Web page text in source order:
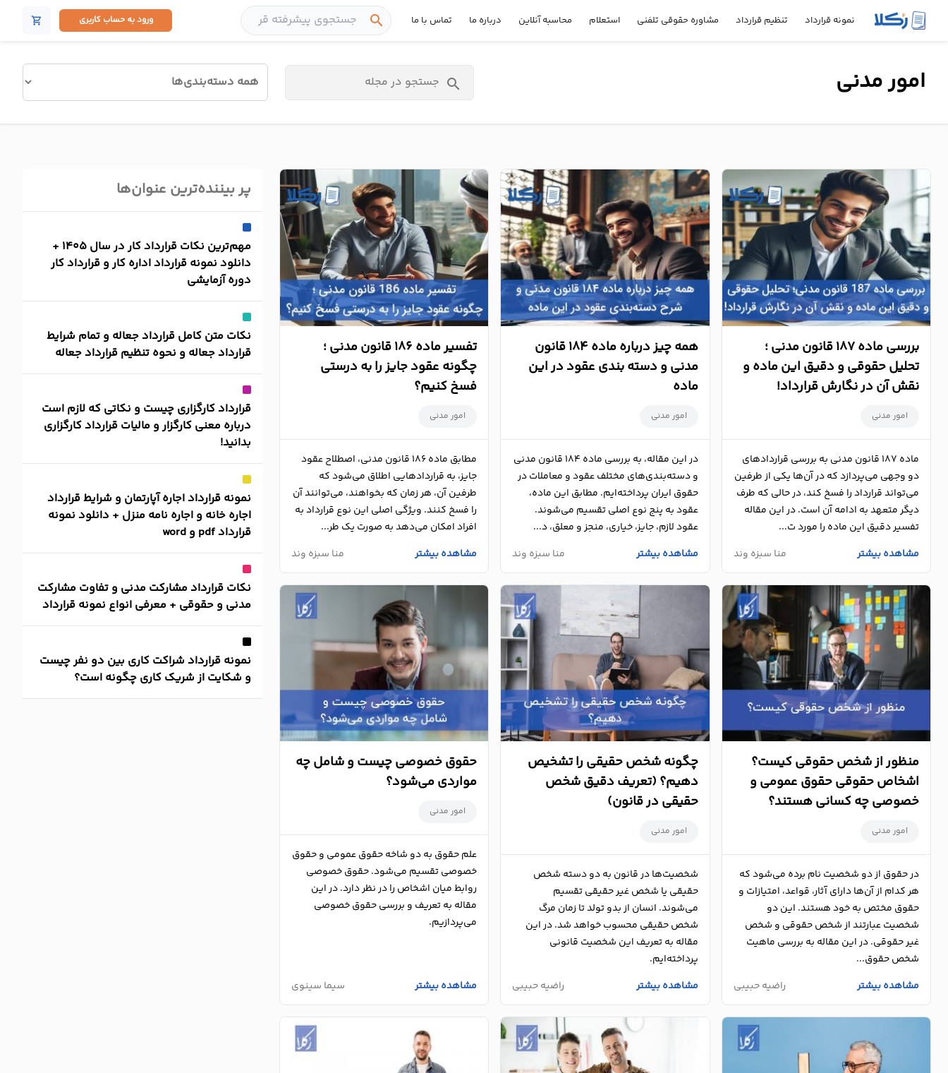
نمونه قرارداد تنظیم قرارداد مشاوره حقوقی تلفنی استعلام محاسبه آنلاین درباره ما تماس با ما search ورود به حساب کاربری shopping_cart
قرارداد
مشاوره
حقوقی
تلفنی
استعلام
محاسبه
آنلاین
درباره
امور مدنی search
بررسی ماده 187 قانون مدنی ؛
تحلیل حقوقی و دقیق این ماده و
نقش آن در نگارش قرارداد!
امور مدنی
ماده 187 قانون مدنی به بررسی قراردادهای
دو وجهی می‌پردازد که در آن‌ها یکی از طرفین
می‌تواند قرارداد را فسخ کند، در حالی که طرف
دیگر متعهد به ادامه آن است. در این مقاله
تفسیر دقیق این ماده را مورد ت...
مشاهده بیشتر
منا سبزه وند
همه چیز درباره ماده ۱۸۴ قانون
مدنی و دسته‌ بندی عقود در این
ماده
امور مدنی
در این مقاله، به بررسی ماده ۱۸۴ قانون مدنی
و دسته‌بندی‌های مختلف عقود و معاملات در
حقوق ایران پرداخته‌ایم. مطابق این ماده،
عقود به پنج نوع اصلی تقسیم می‌شوند.
عقود لازم، جایز، خیاری، منجز و معلق، د...
مشاهده بیشتر
منا سبزه وند
تفسیر ماده 186 قانون مدنی ؛
چگونه عقود جایز را به‌ درستی
فسخ کنیم؟
امور مدنی
مطابق ماده 186 قانون مدنی، اصطلاح عقود
جایز، به قراردادهایی اطلاق می‌شود که
طرفین آن، هر زمان که بخواهند، می‌توانند آن
را فسخ کنند. ویژگی‌ اصلی این نوع قرارداد به
افراد امکان می‌دهد به‌ صورت یک‌ طر...
مشاهده بیشتر
منا سبزه وند
منظور از شخص حقوقی کیست؟
اشخاص حقوقی حقوق عمومی و
خصوصی چه کسانی هستند؟
امور مدنی
در حقوق از دو شخصیت نام برده می‌شود که
هر کدام از آن‌ها دارای آثار، قواعد، امتیازات و
حقوق مختص به خود هستند. این دو
شخصیت عبارتند از شخص حقوقی و شخص
غیر حقوقی. در این مقاله به بررسی ماهیت
شخص حقوق...
مشاهده بیشتر
راضیه حبیبی
چگونه شخص حقیقی را تشخیص
دهیم؟ (تعریف دقیق شخص
حقیقی در قانون)
امور مدنی
شخصیت‌ها در قانون به دو دسته شخص
حقیقی یا شخص غیر حقیقی تقسیم
می‌شوند. انسان از بدو تولد تا زمان مرگ
شخص حقیقی محسوب خواهد شد. در این
مقاله به تعریف این شخصیت قانونی
پرداخته‌ایم.
مشاهده بیشتر
راضیه حبیبی
حقوق خصوصی چیست و شامل چه
مواردی می‌شود؟
امور مدنی
علم حقوق به دو شاخه حقوق عمومی و حقوق
خصوصی تقسیم می‌شود. حقوق خصوصی
روابط میان اشخاص را در نظر دارد. در این
مقاله به تعریف و بررسی حقوق خصوصی
می‌پردازیم.
مشاهده بیشتر سیما سینوی
پر بیننده‌ترین عنوان‌ها
مهم‌ترین نکات قرارداد کار در سال 1405 +
دانلود نمونه قرارداد اداره کار و قرارداد کار
دوره آزمایشی
نکات متن کامل قرارداد جعاله و تمام شرایط
قرارداد جعاله و نحوه تنظیم قرارداد جعاله
قرارداد کارگزاری چیست و نکاتی که لازم است
درباره معنی کارگزار و مالیات قرارداد کارگزاری
بدانید!
نمونه قرارداد اجاره آپارتمان و شرایط قرارداد
اجاره خانه و اجاره نامه منزل + دانلود نمونه
قرارداد pdf و word
نکات قرارداد مشارکت مدنی و تفاوت مشارکت
مدنی و حقوقی + معرفی انواع نمونه قرارداد
نمونه قرارداد شراکت کاری بین دو نفر چیست
و شکایت از شریک کاری چگونه است؟